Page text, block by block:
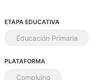
ETAPA EDUCATIVA
Educación Primaria
PLATAFORMA
Compluino